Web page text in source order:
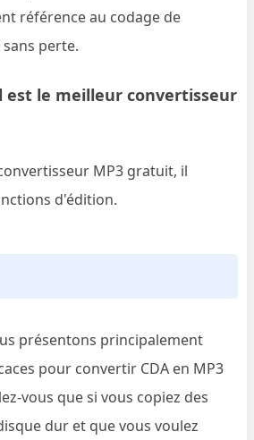
référence au codage de
perte.
est le meilleur convertisseur
MP3 gratuit, il
d'édition.
présentons principalement
pour convertir CDA en MP3
vous que si vous copiez des
dur et que vous voulez